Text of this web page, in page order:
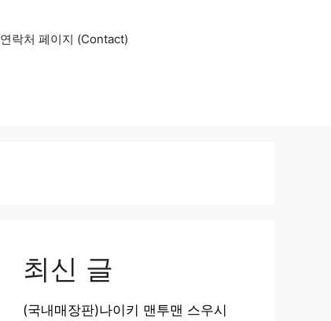
연락처 페이지 (Contact)
최신 글
(국내매장판)나이키 맨투맨 스우시